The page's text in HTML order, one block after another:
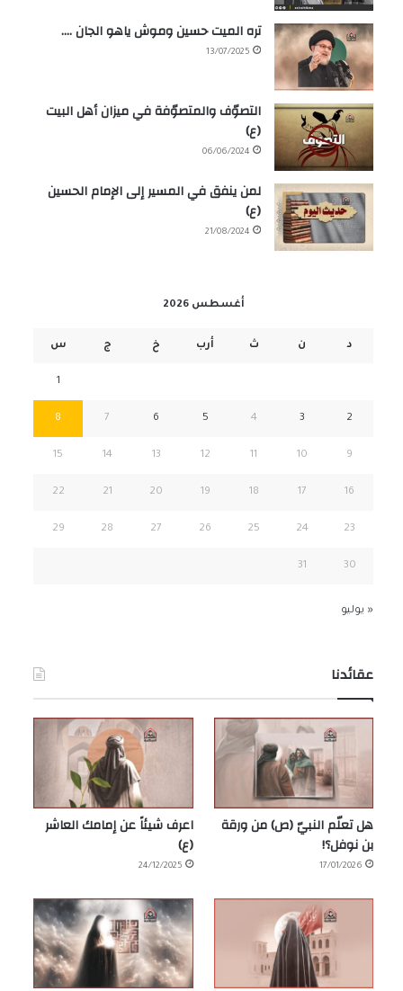
تره الميت حسين وموش ياهو الجان ….
13/07/2025
التصوّف والمتصوّفة في ميزان أهل البيت
(ع)
06/06/2024
لمن ينفق في المسير إلى الإمام الحسين
(ع)
21/08/2024
أغسطس 2026
د ن ث أرب خ ج س
1
2
3
4
5
6
7
8
9
10
11
12
13
14
15
16
17
18
19
20
21
22
23
24
25
26
27
28
29
30
31
« يوليو
عقائدنا
هل تعلّم النبيّ (ص) من ورقة
بن نوفل؟!
17/01/2026
اعرف شيئاً عن إمامك العاشر
(ع)
24/12/2025